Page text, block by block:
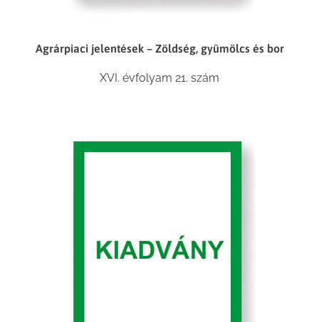
Agrárpiaci jelentések – Zöldség, gyümölcs és bor
XVI. évfolyam 21. szám